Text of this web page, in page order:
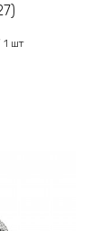
1 шт